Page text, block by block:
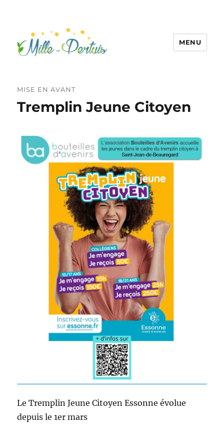
MENU
MISE EN AVANT
Tremplin Jeune Citoyen
Le Tremplin Jeune Citoyen Essonne évolue
depuis le 1er mars